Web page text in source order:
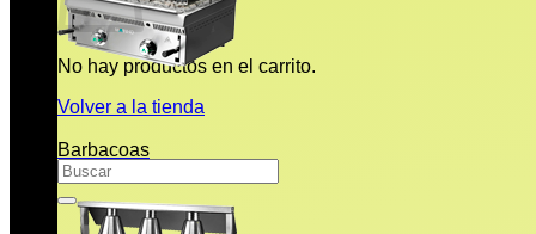
No hay productos en el carrito.
Volver a la tienda
Buscar
por:
Barbacoas